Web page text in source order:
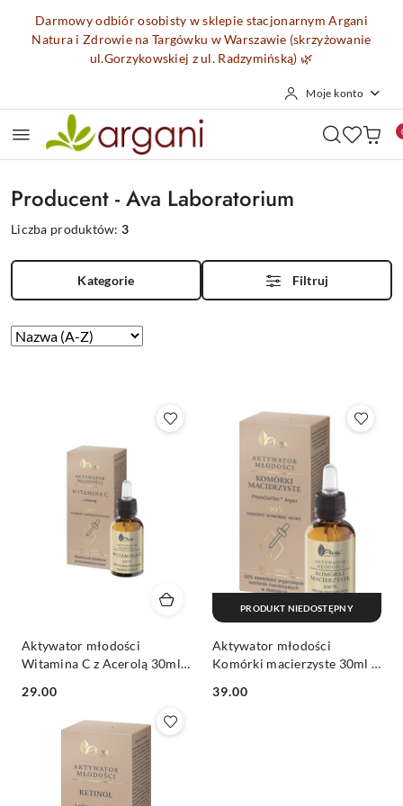
Przejdź do treści głównej
Przejdź do wyszukiwarki
Przejdź do moje konto
Przejdź do menu głównego
Przejdź do stopki
Darmowy odbiór osobisty w sklepie stacjonarnym Argani
Natura i Zdrowie na Targówku w Warszawie (skrzyżowanie
ul.Gorzykowskiej z ul. Radzymińską) 🌿
Moje konto
Producent - Ava Laboratorium
Liczba produktów:3
Kategorie Filtruj
Zastosowano
Sortuj
Aktywator młodości
Witamina C z Acerolą 30ml -
Cena:
29.00
Aktywator młodości
Komórki macierzyste 30ml -
Cena:
39.00
PRODUKT NIEDOSTĘPNY